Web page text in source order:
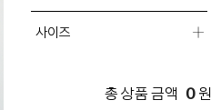
사이즈
총 상품 금액 0 원